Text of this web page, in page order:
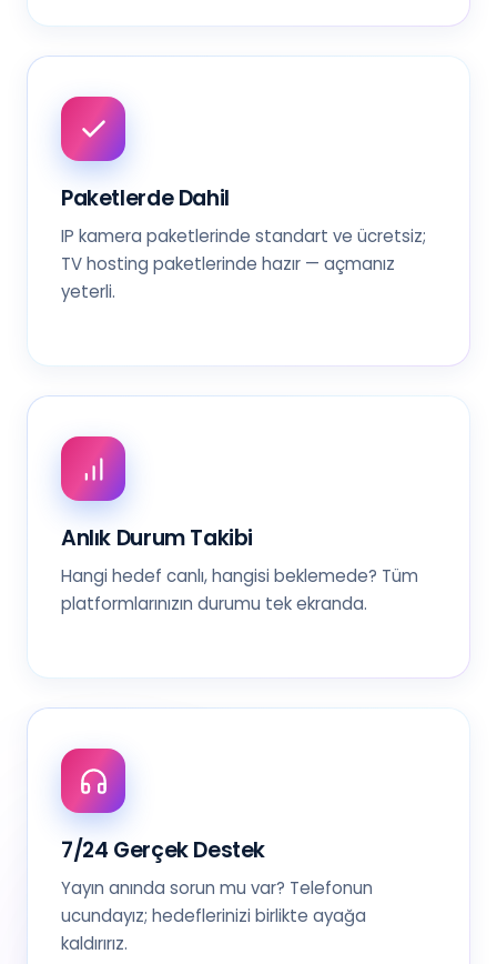
Paketlerde Dahil
IP kamera paketlerinde standart ve ücretsiz;
TV hosting paketlerinde hazır — açmanız
yeterli.
Anlık Durum Takibi
Hangi hedef canlı, hangisi beklemede? Tüm
platformlarınızın durumu tek ekranda.
7/24 Gerçek Destek
Yayın anında sorun mu var? Telefonun
ucundayız; hedeflerinizi birlikte ayağa
kaldırırız.